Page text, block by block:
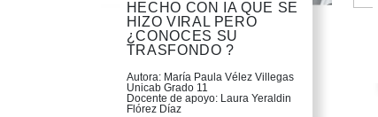
HECHO CON IA QUE SE
HIZO VIRAL PERO
¿CONOCES SU
TRASFONDO ?
Autora: María Paula Vélez Villegas
Unicab Grado 11
Docente de apoyo: Laura Yeraldin
Flórez Díaz